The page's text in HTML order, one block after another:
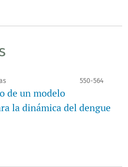
550-564
de un modelo
la dinámica del dengue